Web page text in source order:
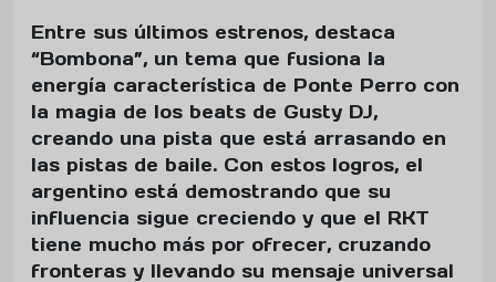
Entre sus últimos estrenos, destaca
“Bombona”, un tema que fusiona la
energía característica de Ponte Perro con
la magia de los beats de Gusty DJ,
creando una pista que está arrasando en
las pistas de baile. Con estos logros, el
argentino está demostrando que su
influencia sigue creciendo y que el RKT
tiene mucho más por ofrecer, cruzando
fronteras y llevando su mensaje universal